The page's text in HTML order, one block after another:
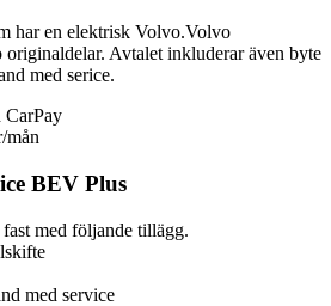
har en elektrisk Volvo.Volvo
Avtalet inkluderar även byte
med serice.
CarPay
mån
BEV Plus
med följande tillägg.
med service